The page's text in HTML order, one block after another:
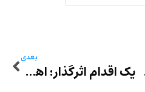
بعدی
یک اقدام اثرگذار: اهدای بیش از دو هزار جلد کتاب از مجموعه ادبیات تبعید به کتابخانه موصل